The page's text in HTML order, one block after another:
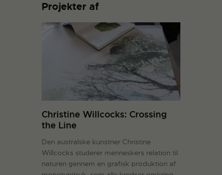
Projekter af
Christine Willcocks: Crossing
the Line
Den australske kunstner Christine
Willcocks studerer menneskers relation til
naturen gennem en grafisk produktion af